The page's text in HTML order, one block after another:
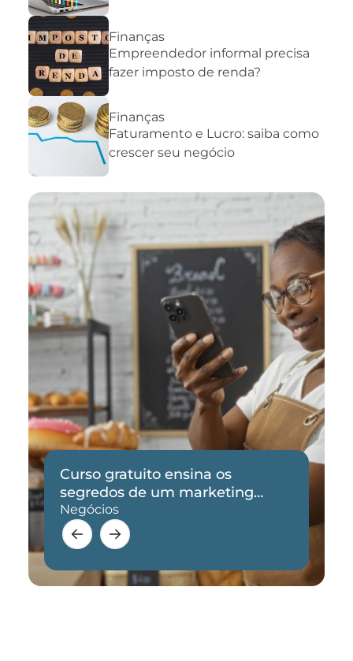
Finanças
Empreendedor informal precisa
fazer imposto de renda?
Finanças
Faturamento e Lucro: saiba como
crescer seu negócio
Curso gratuito ensina os
segredos de um marketing
eficaz
Negócios